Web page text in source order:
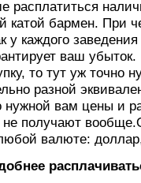
расплатиться
катой бармен. При
у каждого
ваш
то тут уж точно
разной
нужной вам цены и
не получают
валюте: